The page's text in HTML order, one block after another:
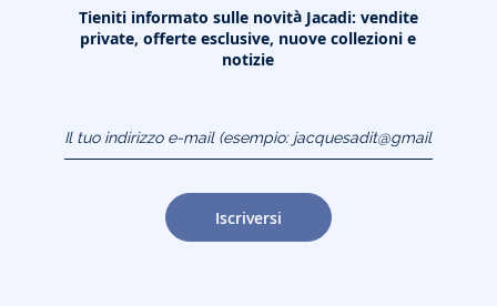
Tieniti informato sulle novità Jacadi: vendite
private, offerte esclusive, nuove collezioni e
notizie
(esempio:
jacquesadit@gmail.com)
Iscriversi